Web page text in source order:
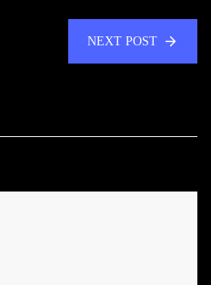
NEXT POST